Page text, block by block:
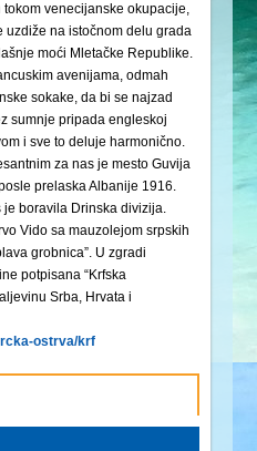
venecijanske okupacije,
uzdiže na istočnom delu grada
moći Mletačke Republike.
avenijama, odmah
sokake, da bi se najzad
sumnje pripada engleskoj
i sve to deluje harmonično.
za nas je mesto Guvija
prelaska Albanije 1916.
je boravila Drinska divizija.
Vido sa mauzolejom srpskih
grobnica”. U zgradi
potpisana “Krfska
Srba, Hrvata i
ostrva/krf